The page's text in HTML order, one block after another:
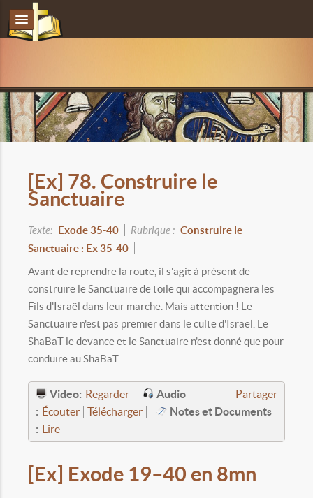
[Ex] 78. Construire le
Sanctuaire
Texte: Exode 35-40 Rubrique : Construire le
Sanctuaire : Ex 35-40
Avant de reprendre la route, il s'agit à présent de
construire le Sanctuaire de toile qui accompagnera les
Fils d'Israël dans leur marche. Mais attention ! Le
Sanctuaire n'est pas premier dans le culte d'Israël. Le
ShaBaT le devance et le Sanctuaire n'est donné que pour
conduire au ShaBaT.
Partager
Video: Regarder
Audio
: Écouter Télécharger
Notes et Documents
:
Lire
[Ex] Exode 19–40 en 8mn